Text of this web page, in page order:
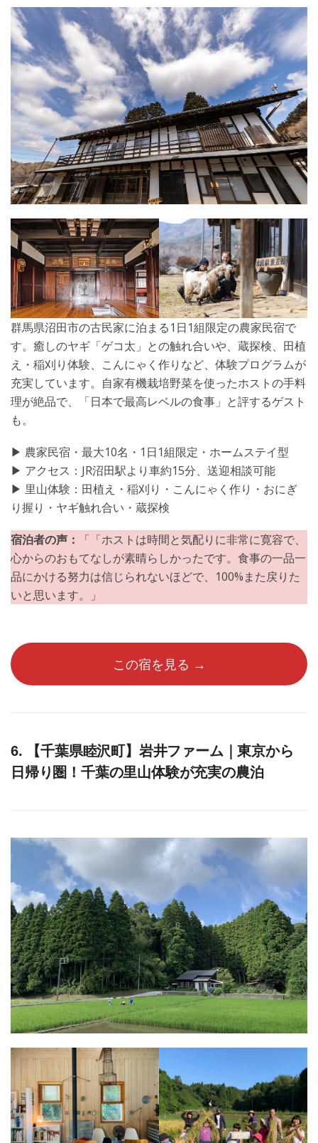
群馬県沼田市の古民家に泊まる1日1組限定の農家民宿で
す。癒しのヤギ「ゲコ太」との触れ合いや、蔵探検、田植
え・稲刈り体験、こんにゃく作りなど、体験プログラムが
充実しています。自家有機栽培野菜を使ったホストの手料
理が絶品で、「日本で最高レベルの食事」と評するゲスト
も。
▶︎ 農家民宿・最大10名・1日1組限定・ホームステイ型
▶︎ アクセス：JR沼田駅より車約15分、送迎相談可能
▶︎ 里山体験：田植え・稲刈り・こんにゃく作り・おにぎ
り握り・ヤギ触れ合い・蔵探検
宿泊者の声：
「「ホストは時間と気配りに非常に寛容で、
心からのおもてなしが素晴らしかったです。食事の一品一
品にかける努力は信じられないほどで、100%また戻りた
いと思います。」
この宿を見る →
6. 【千葉県睦沢町】岩井ファーム｜東京から
日帰り圏！千葉の里山体験が充実の農泊